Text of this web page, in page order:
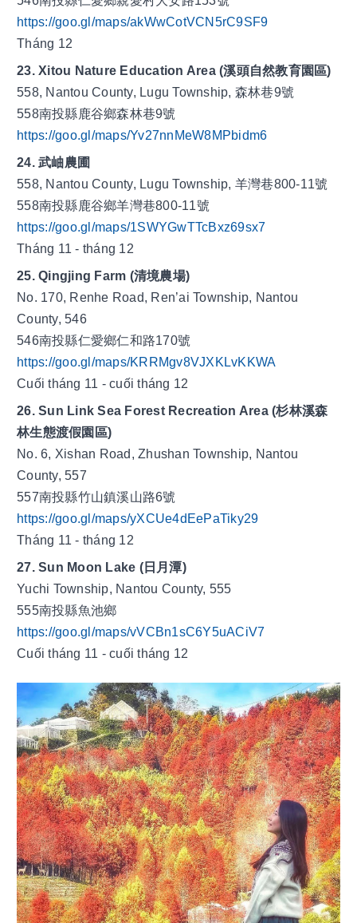
https://goo.gl/maps/akWwCotVCN5rC9SF9
Tháng 12
23. Xitou Nature Education Area (溪頭自然教育園區)
558, Nantou County, Lugu Township, 森林巷9號
558南投縣鹿谷鄉森林巷9號
https://goo.gl/maps/Yv27nnMeW8MPbidm6
24. 武岫農圃
558, Nantou County, Lugu Township, 羊灣巷800-11號
558南投縣鹿谷鄉羊灣巷800-11號
https://goo.gl/maps/1SWYGwTTcBxz69sx7
Tháng 11 - tháng 12
25. Qingjing Farm (清境農場)
No. 170, Renhe Road, Ren’ai Township, Nantou
County, 546
546南投縣仁愛鄉仁和路170號
https://goo.gl/maps/KRRMgv8VJXKLvKKWA
Cuối tháng 11 - cuối tháng 12
26. Sun Link Sea Forest Recreation Area (杉林溪森
林生態渡假園區)
No. 6, Xishan Road, Zhushan Township, Nantou
County, 557
557南投縣竹山鎮溪山路6號
https://goo.gl/maps/yXCUe4dEePaTiky29
Tháng 11 - tháng 12
27. Sun Moon Lake (日月潭)
Yuchi Township, Nantou County, 555
555南投縣魚池鄉
https://goo.gl/maps/vVCBn1sC6Y5uACiV7
Cuối tháng 11 - cuối tháng 12